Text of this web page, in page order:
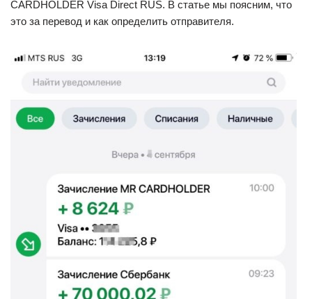
CARDHOLDER Visa Direct RUS. В статье мы поясним, что
это за перевод и как определить отправителя.